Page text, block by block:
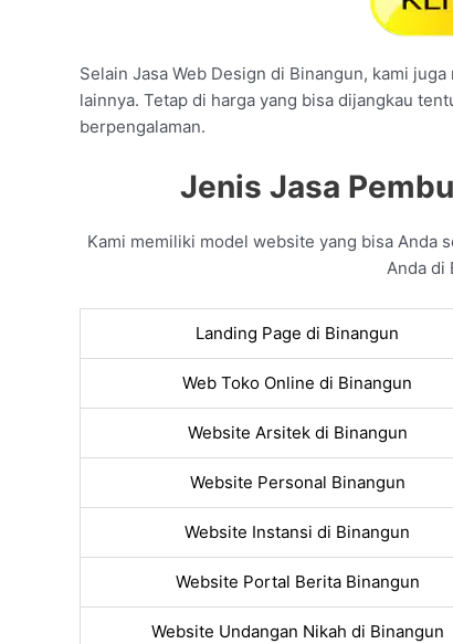
Selain Jasa Web Design di Binangun, kami
lainnya. Tetap di harga yang bisa dijangkau
berpengalaman.
Jenis Jasa
Kami memiliki model website yang bisa Anda
Anda di
Landing Page di Binangun
Web Toko Online di Binangun
Website Arsitek di Binangun
Website Personal Binangun
Website Instansi di Binangun
Website Portal Berita Binangun
Website Undangan Nikah di Binangun